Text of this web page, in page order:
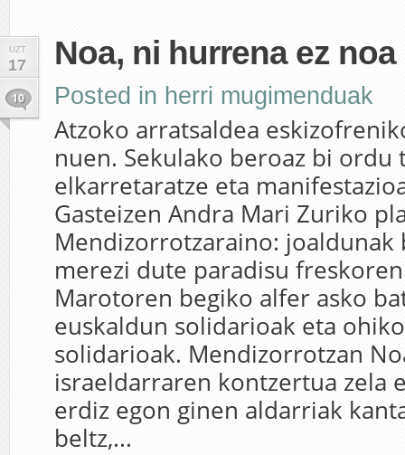
UZT
17
10
Noa, ni hurrena ez noa
Posted in herri mugimenduak
Atzoko arratsaldea
nuen. Sekulako beroaz bi ordu
elkarretaratze eta
Gasteizen Andra Mari Zuriko
Mendizorrotzaraino: joaldunak
merezi dute paradisu
Marotoren begiko alfer asko
euskaldun solidarioak eta
solidarioak. Mendizorrotzan
israeldarraren kontzertua zela
erdiz egon ginen aldarriak
beltz,...